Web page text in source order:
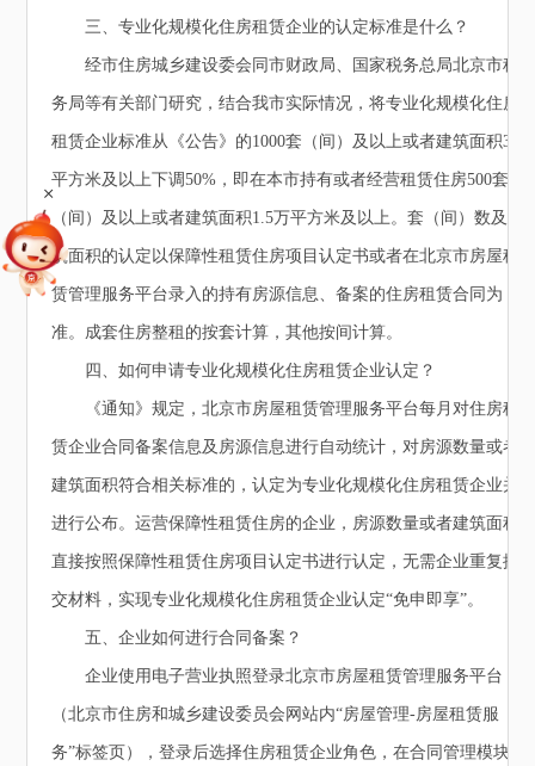
三、专业化规模化住房租赁企业的认定标准是什么？
经市住房城乡建设委会同市财政局、国家税务总局北京市税
务局等有关部门研究，结合我市实际情况，将专业化规模化住房
租赁企业标准从《公告》的1000套（间）及以上或者建筑面积3万
平方米及以上下调50%，即在本市持有或者经营租赁住房500套
（间）及以上或者建筑面积1.5万平方米及以上。套（间）数及建
筑面积的认定以保障性租赁住房项目认定书或者在北京市房屋租
赁管理服务平台录入的持有房源信息、备案的住房租赁合同为
准。成套住房整租的按套计算，其他按间计算。
四、如何申请专业化规模化住房租赁企业认定？
《通知》规定，北京市房屋租赁管理服务平台每月对住房租
赁企业合同备案信息及房源信息进行自动统计，对房源数量或者
建筑面积符合相关标准的，认定为专业化规模化住房租赁企业并
进行公布。运营保障性租赁住房的企业，房源数量或者建筑面积
直接按照保障性租赁住房项目认定书进行认定，无需企业重复提
交材料，实现专业化规模化住房租赁企业认定“免申即享”。
五、企业如何进行合同备案？
企业使用电子营业执照登录北京市房屋租赁管理服务平台
（北京市住房和城乡建设委员会网站内“房屋管理-房屋租赁服
务”标签页），登录后选择住房租赁企业角色，在合同管理模块备
+